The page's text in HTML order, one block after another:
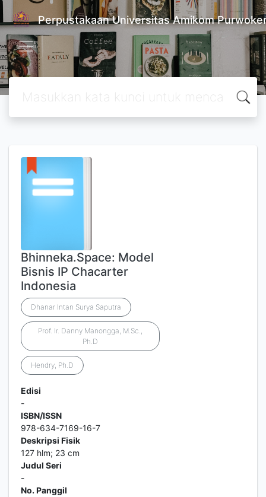
Perpustakaan Universitas Amikom
Bhinneka.Space: Model
Bisnis IP Chacarter
Indonesia
Dhanar Intan Surya Saputra
Prof. Ir. Danny Manongga, M.Sc.,
Ph.D
Hendry, Ph.D
Edisi
-
ISBN/ISSN
978-634-7169-16-7
Deskripsi Fisik
127 hlm; 23 cm
Judul Seri
-
No. Panggil